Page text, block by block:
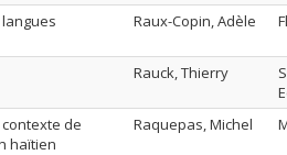
Raux-Copin, Adèle
Rauck, Thierry
de
haïtien
Raquepas, Michel